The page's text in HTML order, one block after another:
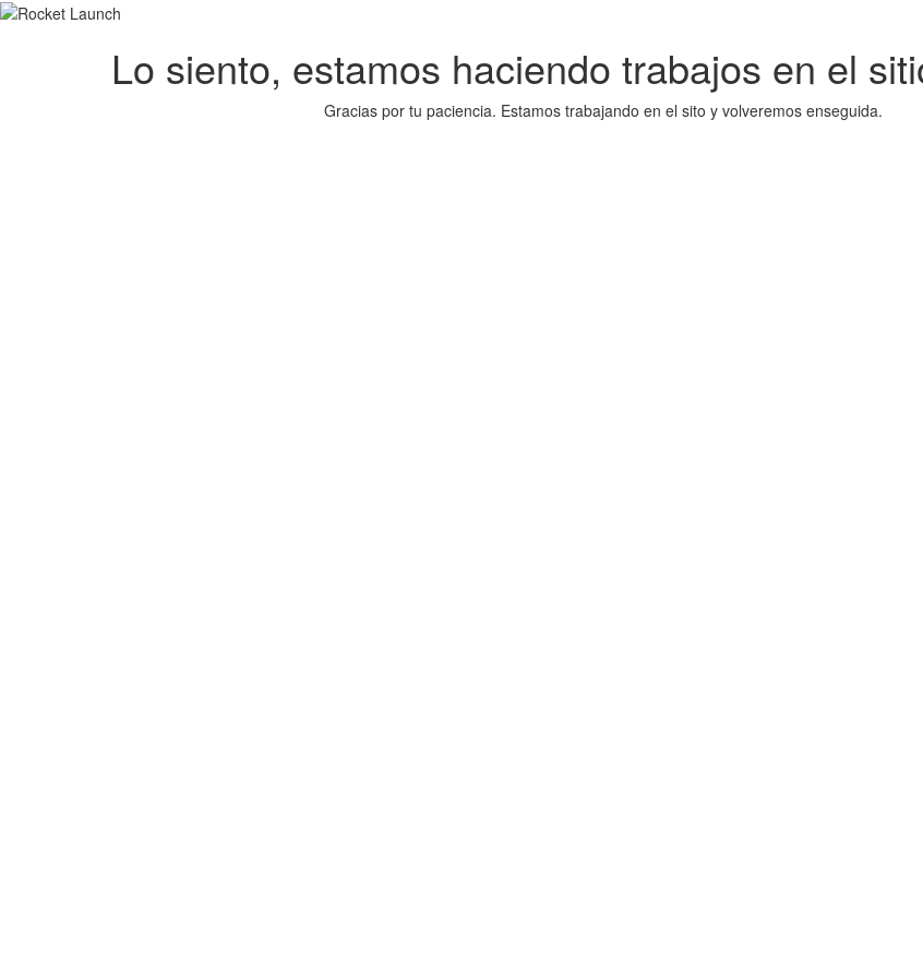
Lo siento, estamos haciendo trabajos en el
Gracias por tu paciencia. Estamos trabajando en el sito y volveremos enseguida.